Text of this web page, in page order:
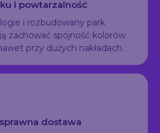
i powtarzalność
i rozbudowany park
zachować spójność kolorów
przy dużych nakładach.
dostawa